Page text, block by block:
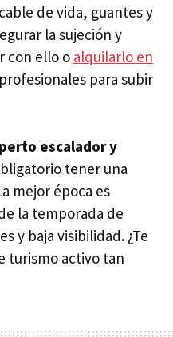
de vida, guantes y
la sujeción y
con ello o alquilarlo en
para subir
escalador y
tener una
mejor época es
la temporada de
y baja visibilidad. ¿Te
turismo activo tan